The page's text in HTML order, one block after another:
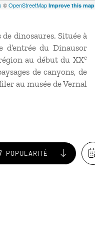
©OpenStreetMap Improve this map
dinosaures. Située à
du Dinausor
au début du XXe
de canyons, de
au musée de Vernal
POPULARITÉ